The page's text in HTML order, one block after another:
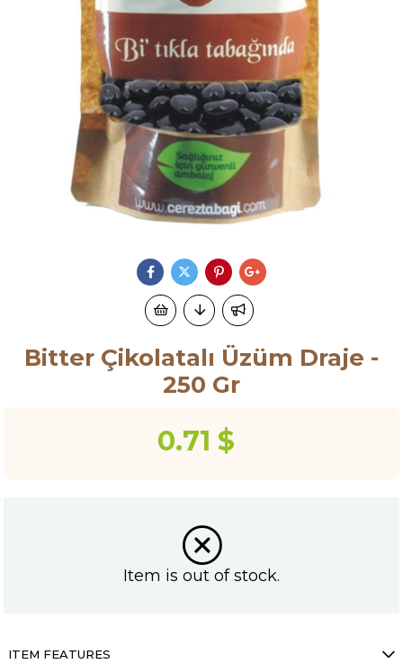
Bitter Çikolatalı Üzüm Draje -
250 Gr
0.71 $
Item is out of stock.
ITEM FEATURES